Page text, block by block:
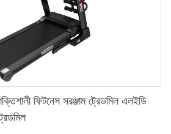
ফিটনেস সরঞ্জাম ট্রেডমিল এলইডি